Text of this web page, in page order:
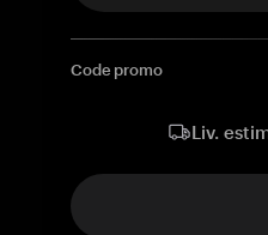
Code promo
Liv.